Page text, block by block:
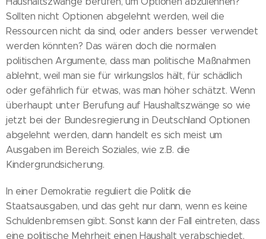
Sollten nicht Optionen abgelehnt werden, weil die
Ressourcen nicht da sind, oder anders besser verwendet
werden könnten? Das wären doch die normalen
politischen Argumente, dass man politische Maßnahmen
ablehnt, weil man sie für wirkungslos hält, für schädlich
oder gefährlich für etwas, was man höher schätzt. Wenn
überhaupt unter Berufung auf Haushaltszwänge so wie
jetzt bei der Bundesregierung in Deutschland Optionen
abgelehnt werden, dann handelt es sich meist um
Ausgaben im Bereich Soziales, wie z.B. die
Kindergrundsicherung.
In einer Demokratie reguliert die Politik die
Staatsausgaben, und das geht nur dann, wenn es keine
Schuldenbremsen gibt. Sonst kann der Fall eintreten, dass
eine politische Mehrheit einen Haushalt verabschiedet,